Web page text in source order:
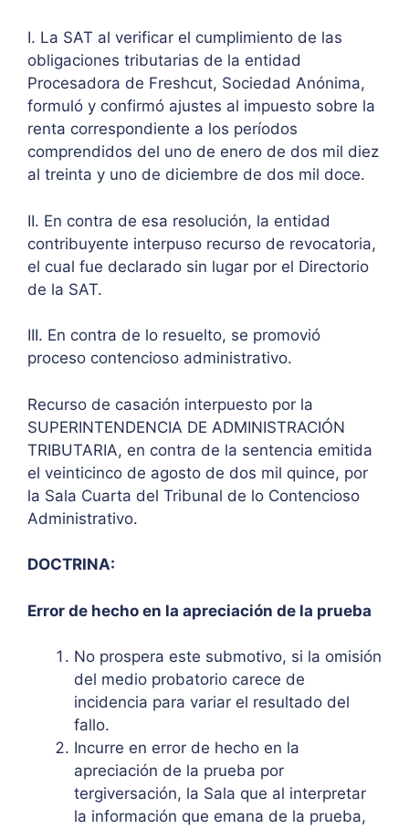
I. La SAT al verificar el cumplimiento de las
obligaciones tributarias de la entidad
Procesadora de Freshcut, Sociedad Anónima,
formuló y confirmó ajustes al impuesto sobre la
renta correspondiente a los períodos
comprendidos del uno de enero de dos mil diez
al treinta y uno de diciembre de dos mil doce.
II. En contra de esa resolución, la entidad
contribuyente interpuso recurso de revocatoria,
el cual fue declarado sin lugar por el Directorio
de la SAT.
III. En contra de lo resuelto, se promovió
proceso contencioso administrativo.
Recurso de casación interpuesto por la
SUPERINTENDENCIA DE ADMINISTRACIÓN
TRIBUTARIA, en contra de la sentencia emitida
el veinticinco de agosto de dos mil quince, por
la Sala Cuarta del Tribunal de lo Contencioso
Administrativo.
DOCTRINA:
Error de hecho en la apreciación de la prueba
No prospera este submotivo, si la omisión
del medio probatorio carece de
incidencia para variar el resultado del
fallo.
Incurre en error de hecho en la
apreciación de la prueba por
tergiversación, la Sala que al interpretar
la información que emana de la prueba,